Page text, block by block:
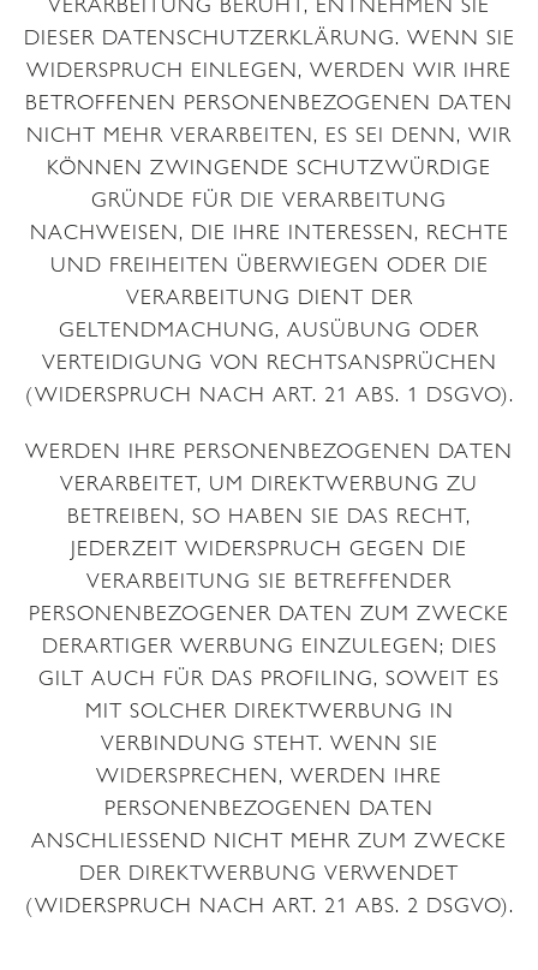
VERARBEITUNG BERUHT, ENTNEHMEN SIE
DIESER DATENSCHUTZERKLÄRUNG. WENN SIE
WIDERSPRUCH EINLEGEN, WERDEN WIR IHRE
BETROFFENEN PERSONENBEZOGENEN DATEN
NICHT MEHR VERARBEITEN, ES SEI DENN, WIR
KÖNNEN ZWINGENDE SCHUTZWÜRDIGE
GRÜNDE FÜR DIE VERARBEITUNG
NACHWEISEN, DIE IHRE INTERESSEN, RECHTE
UND FREIHEITEN ÜBERWIEGEN ODER DIE
VERARBEITUNG DIENT DER
GELTENDMACHUNG, AUSÜBUNG ODER
VERTEIDIGUNG VON RECHTSANSPRÜCHEN
(WIDERSPRUCH NACH ART. 21 ABS. 1 DSGVO).
WERDEN IHRE PERSONENBEZOGENEN DATEN
VERARBEITET, UM DIREKTWERBUNG ZU
BETREIBEN, SO HABEN SIE DAS RECHT,
JEDERZEIT WIDERSPRUCH GEGEN DIE
VERARBEITUNG SIE BETREFFENDER
PERSONENBEZOGENER DATEN ZUM ZWECKE
DERARTIGER WERBUNG EINZULEGEN; DIES
GILT AUCH FÜR DAS PROFILING, SOWEIT ES
MIT SOLCHER DIREKTWERBUNG IN
VERBINDUNG STEHT. WENN SIE
WIDERSPRECHEN, WERDEN IHRE
PERSONENBEZOGENEN DATEN
ANSCHLIESSEND NICHT MEHR ZUM ZWECKE
DER DIREKTWERBUNG VERWENDET
(WIDERSPRUCH NACH ART. 21 ABS. 2 DSGVO).